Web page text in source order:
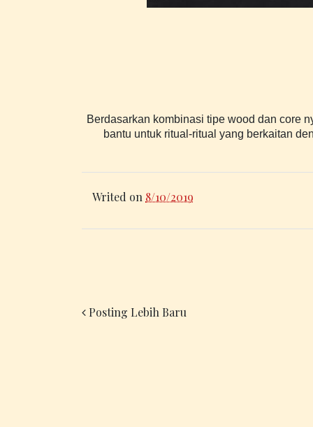
Berdasarkan kombinasi tipe wood dan core
bantu untuk ritual-ritual yang berkaitan
Writed on 8/10/2019
Posting Lebih Baru